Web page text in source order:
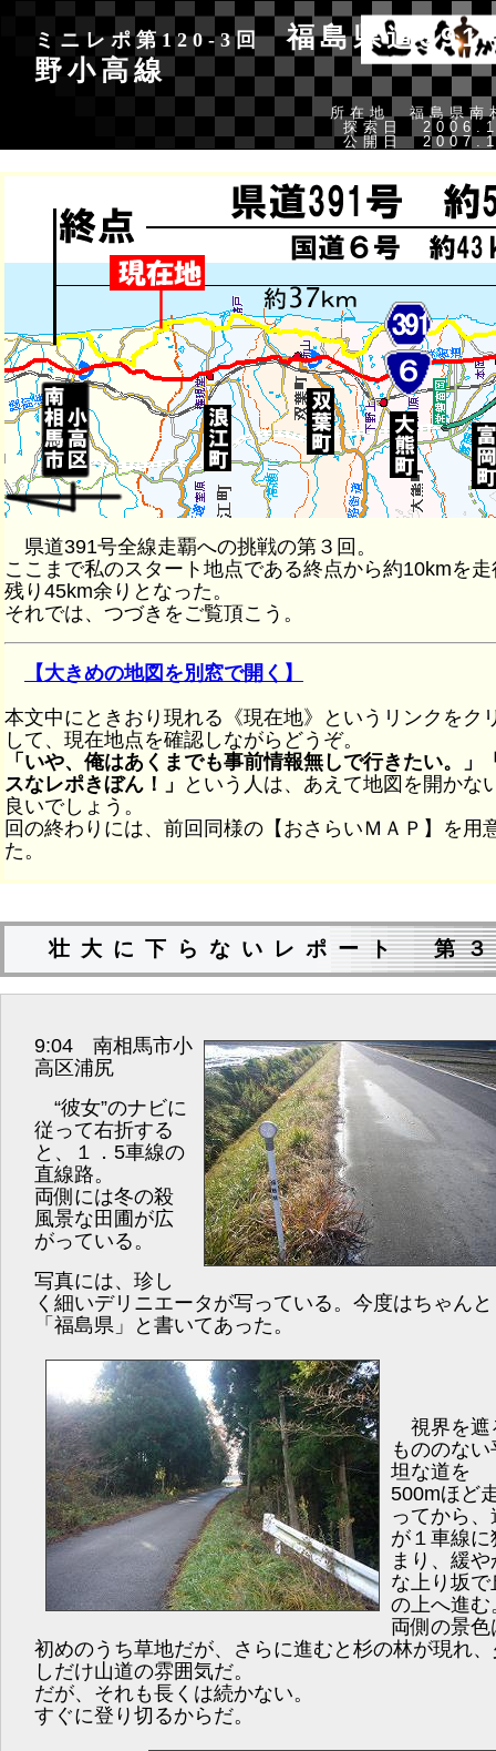
ミニレポ第120-3回福島県道391
野小高線
所在地 福島県南
探索日
公開日
県道391号全線走覇への挑戦の第３回。
ここまで私のスタート地点である終点から約10kmを
残り45km余りとなった。
それでは、つづきをご覧頂こう。
【大きめの地図を別窓で開く】
本文中にときおり現れる《現在地》というリンクをク
して、現在地点を確認しながらどうぞ。
「いや、俺はあくまでも事前情報無しで行きたい。」
スなレポきぼん！」
という人は、あえて地図を開かな
良いでしょう。
回の終わりには、前回同様の【おさらいＭＡＰ】を用
た。
壮大に下らないレポート 第
9:04 南相馬市小
高区浦尻
“彼女”のナビに
従って右折する
と、１．5車線の
直線路。
両側には冬の殺
風景な田圃が広
がっている。
写真には、珍し
く細いデリニエータが写っている。今度はちゃんと
「福島県」と書いてあった。
視界を遮
もののない
坦な道を
500mほど
ってから、
が１車線に
まり、緩や
な上り坂で
の上へ進む
両側の景色
初めのうち草地だが、さらに進むと杉の林が現れ
しだけ山道の雰囲気だ。
だが、それも長くは続かない。
すぐに登り切るからだ。